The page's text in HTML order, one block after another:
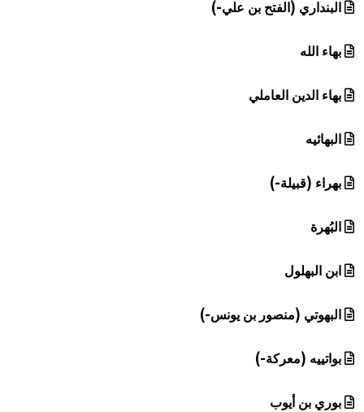
البنداري (الفتح بن علي-)
بهاء الله
بهاء الدين العاملي
البهائيه
بهراء (قبيلة-)
البُهرة
ابن البهلول
البهوتي (منصور بن يونس-)
بواتييه (معركة-)
بوري بن أيوب